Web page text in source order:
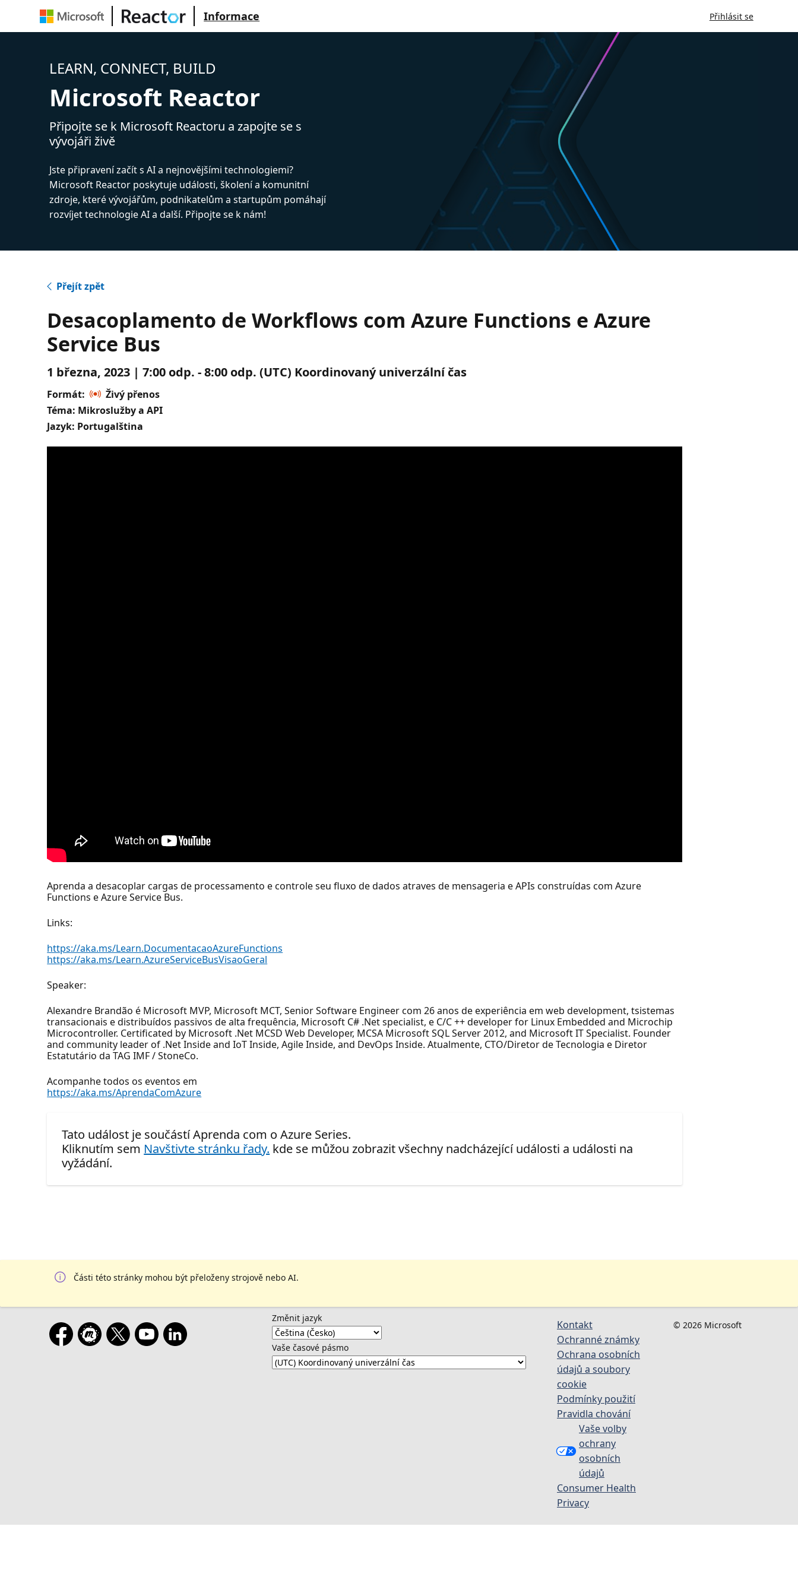
Informace Přihlásit se
LEARN, CONNECT, BUILD
Microsoft Reactor
Připojte se k Microsoft Reactoru a zapojte se s
vývojáři živě
Jste připravení začít s AI a nejnovějšími technologiemi?
Microsoft Reactor poskytuje události, školení a komunitní
zdroje, které vývojářům, podnikatelům a startupům pomáhají
rozvíjet technologie AI a další. Připojte se k nám!
Přejít zpět
Desacoplamento de Workflows com Azure Functions e Azure
Service Bus
1 března, 2023 | 7:00 odp. - 8:00 odp. (UTC) Koordinovaný univerzální čas
Formát:
Živý přenos
Téma: Mikroslužby a API
Jazyk: Portugalština
Aprenda a desacoplar cargas de processamento e controle seu fluxo de dados atraves de mensageria e APIs construídas com Azure
Functions e Azure Service Bus.
Links:
https://aka.ms/Learn.DocumentacaoAzureFunctions
https://aka.ms/Learn.AzureServiceBusVisaoGeral
Speaker:
Alexandre Brandão é Microsoft MVP, Microsoft MCT, Senior Software Engineer com 26 anos de experiência em web development, tsistemas
transacionais e distribuídos passivos de alta frequência, Microsoft C# .Net specialist, e C/C ++ developer for Linux Embedded and Microchip
Microcontroller. Certificated by Microsoft .Net MCSD Web Developer, MCSA Microsoft SQL Server 2012, and Microsoft IT Specialist. Founder
and community leader of .Net Inside and IoT Inside, Agile Inside, and DevOps Inside. Atualmente, CTO/Diretor de Tecnologia e Diretor
Estatutário da TAG IMF / StoneCo.
Acompanhe todos os eventos em
https://aka.ms/AprendaComAzure
Tato událost je součástí Aprenda com o Azure Series.
Kliknutím sem Navštivte stránku řady. kde se můžou zobrazit všechny nadcházející události a události na
vyžádání.
Části této stránky mohou být přeloženy strojově nebo AI.
Změnit jazyk
Vaše časové pásmo
Kontakt
Ochranné známky
Ochrana osobních
údajů a soubory
cookie
Podmínky použití
Pravidla chování
Vaše volby
ochrany
osobních
údajů
Consumer Health
Privacy
© 2026 Microsoft